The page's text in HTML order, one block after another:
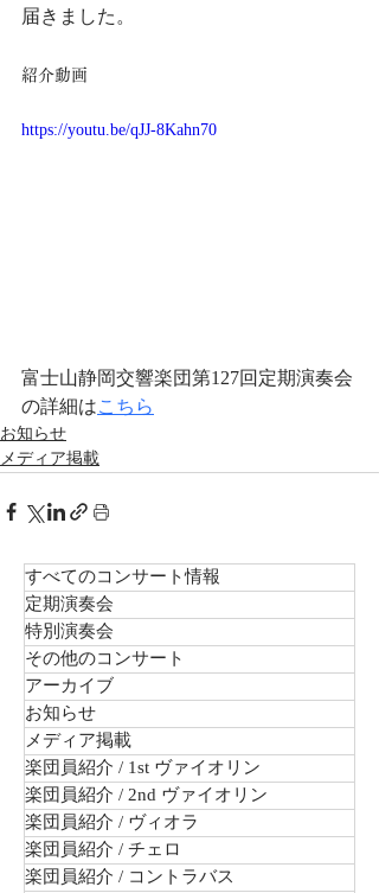
届きました。
紹介動画
https://youtu.be/qJJ-8Kahn70
富士山静岡交響楽団第127回定期演奏会
の詳細はこちら
お知らせ
メディア掲載
すべてのコンサート情報
定期演奏会
特別演奏会
その他のコンサート
アーカイブ
お知らせ
メディア掲載
楽団員紹介 / 1st ヴァイオリン
楽団員紹介 / 2nd ヴァイオリン
楽団員紹介 / ヴィオラ
楽団員紹介 / チェロ
楽団員紹介 / コントラバス